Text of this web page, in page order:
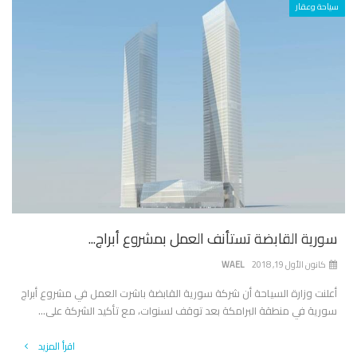
سياحة وعقار
سورية القابضة تستأنف العمل بمشروع أبراج...
WAEL كانون الأول 19, 2018
أعلنت وزارة السياحة أن شركة سورية القابضة باشرت العمل في مشروع أبراج
سورية في منطقة البرامكة بعد توقف لسنوات، مع تأكيد الشركة على...
اقرأ المزيد